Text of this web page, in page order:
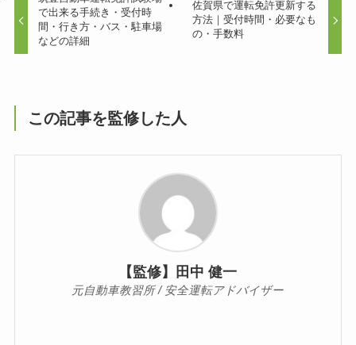
で出来る手続き・受付時
間・行き方・バス・駐車場
などの詳細
佐賀県で運転免許更新する
方法｜受付時間・必要なも
の・手数料
この記事を監修した人
【監修】田中 健一
元自動車教習所 / 安全運転アドバイザー